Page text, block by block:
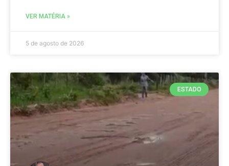
VER MATÉRIA »
5 de agosto de 2026
ESTADO